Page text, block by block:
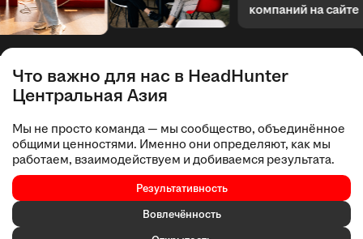
компаний на сайте
Что важно для нас в HeadHunter
Центральная Азия
Мы не просто команда — мы сообщество, объединённое
общими ценностями. Именно они определяют, как мы
работаем, взаимодействуем и добиваемся результата.
Результативность
Вовлечённость